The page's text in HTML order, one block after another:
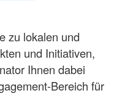
zu lokalen und
und Initiativen,
Ihnen dabei
Bereich für